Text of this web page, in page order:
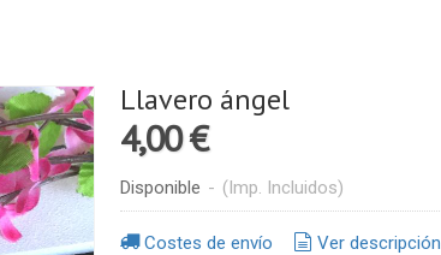
Llavero ángel
4,00 €
Disponible - (Imp. Incluidos)
Costes de envío Ver descripción